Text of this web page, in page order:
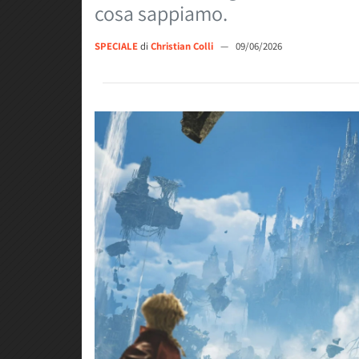
cosa sappiamo.
SPECIALEdi Christian Colli — 09/06/2026